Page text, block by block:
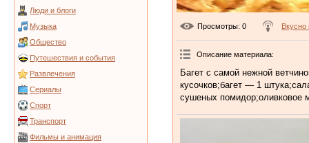
Люди и блоги
Музыка
Общество
Путешествия и события
Развлечения
Сериалы
Спорт
Транспорт
Фильмы и анимация
Просмотры: 0 Вкусно
Описание материала:
Багет с самой нежной
кусочков;багет — 1
сушеных помидор;оливковое